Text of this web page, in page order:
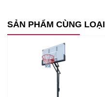
SẢN PHẨM CÙNG LOẠI